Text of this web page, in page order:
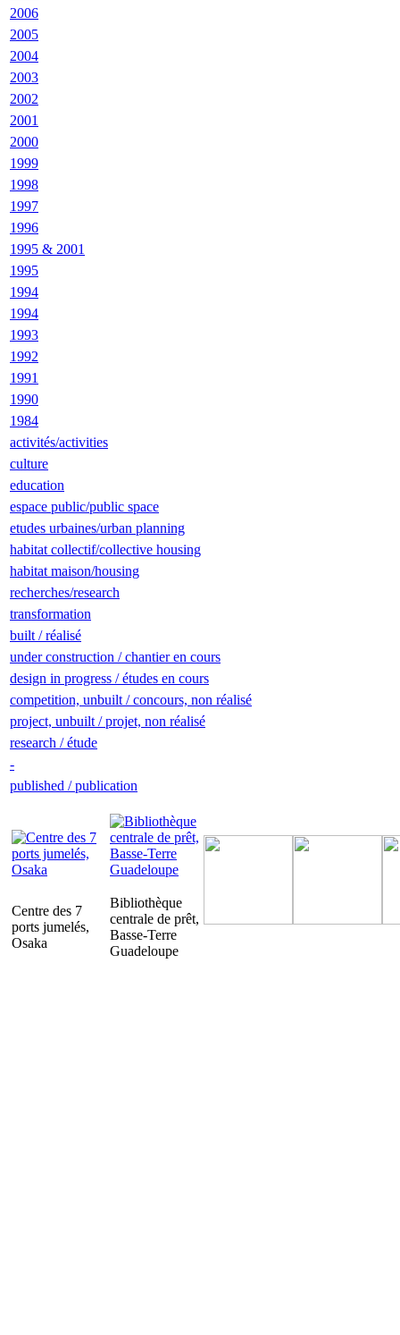
2006
2005
2004
2003
2002
2001
2000
1999
1998
1997
1996
1995 & 2001
1995
1994
1994
1993
1992
1991
1990
1984
activités/activities
culture
education
espace public/public space
etudes urbaines/urban planning
habitat collectif/collective housing
habitat maison/housing
recherches/research
transformation
built / réalisé
under construction / chantier en cours
design in progress / études en cours
competition, unbuilt / concours, non réalisé
project, unbuilt / projet, non réalisé
research / étude
-
published / publication
Centre des 7
ports jumelés,
Osaka
Bibliothèque
centrale de prêt,
Basse-Terre
Guadeloupe